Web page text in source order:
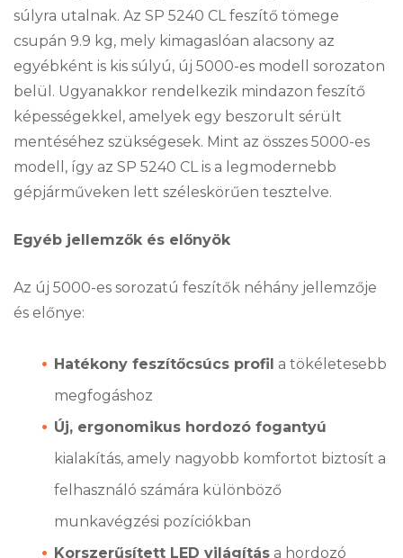
súlyra utalnak. Az SP 5240 CL feszítő tömege
csupán 9.9 kg, mely kimagaslóan alacsony az
egyébként is kis súlyú, új 5000-es modell sorozaton
belül. Ugyanakkor rendelkezik mindazon feszítő
képességekkel, amelyek egy beszorult sérült
mentéséhez szükségesek. Mint az összes 5000-es
modell, így az SP 5240 CL is a legmodernebb
gépjárműveken lett széleskörűen tesztelve.
Egyéb jellemzők és előnyök
Az új 5000-es sorozatú feszítők néhány jellemzője
és előnye:
Hatékony feszítőcsúcs profil a tökéletesebb
megfogáshoz
Új, ergonomikus hordozó fogantyú
kialakítás, amely nagyobb komfortot biztosít a
felhasználó számára különböző
munkavégzési pozíciókban
Korszerűsített LED világítás a hordozó